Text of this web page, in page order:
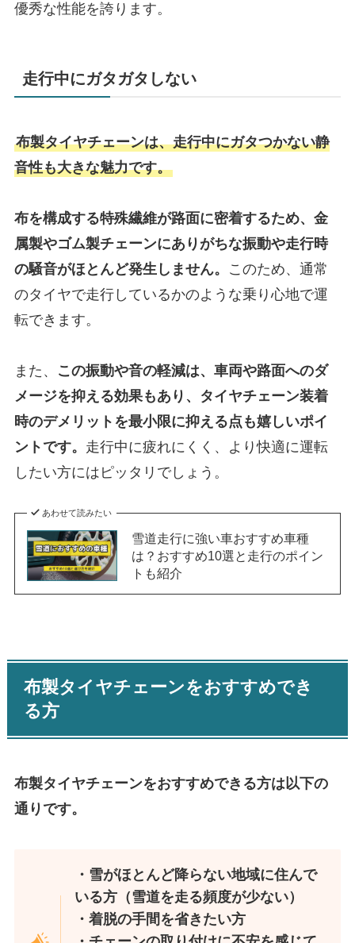
優秀な性能を誇ります。
走行中にガタガタしない
布製タイヤチェーンは、走行中にガタつかない静
音性も大きな魅力です。
布を構成する特殊繊維が路面に密着するため、金
属製やゴム製チェーンにありがちな振動や走行時
の騒音がほとんど発生しません。
このため、通常
のタイヤで走行しているかのような乗り心地で運
転できます。
また、
この振動や音の軽減は、車両や路面へのダ
メージを抑える効果もあり、タイヤチェーン装着
時のデメリットを最小限に抑える点も嬉しいポイ
ントです。 走行中に疲れにくく、より快適に運転
したい方にはピッタリでしょう。
あわせて読みたい
雪道走行に強い車おすすめ車種
は？おすすめ10選と走行のポイン
トも紹介
布製タイヤチェーンをおすすめでき
る方
布製タイヤチェーンをおすすめできる方は以下の
通りです。
・雪がほとんど降らない地域に住んで
いる方（雪道を走る頻度が少ない）
・着脱の手間を省きたい方